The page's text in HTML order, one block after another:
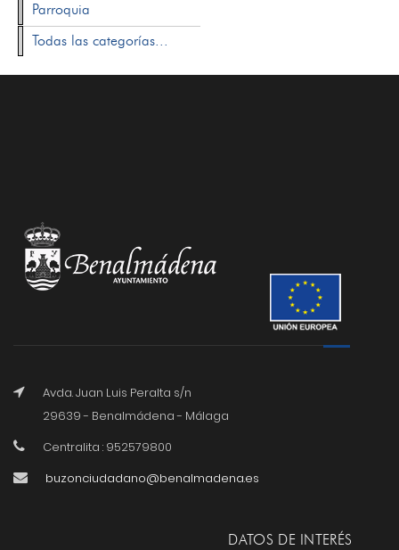
Parroquia
Todas las categorías...
Avda. Juan Luis Peralta s/n
29639 - Benalmádena - Málaga
Centralita : 952579800
buzonciudadano@benalmadena.es
DATOS DE INTERÉS